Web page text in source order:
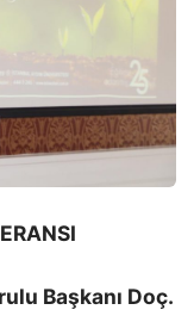
Başkanı Doç.